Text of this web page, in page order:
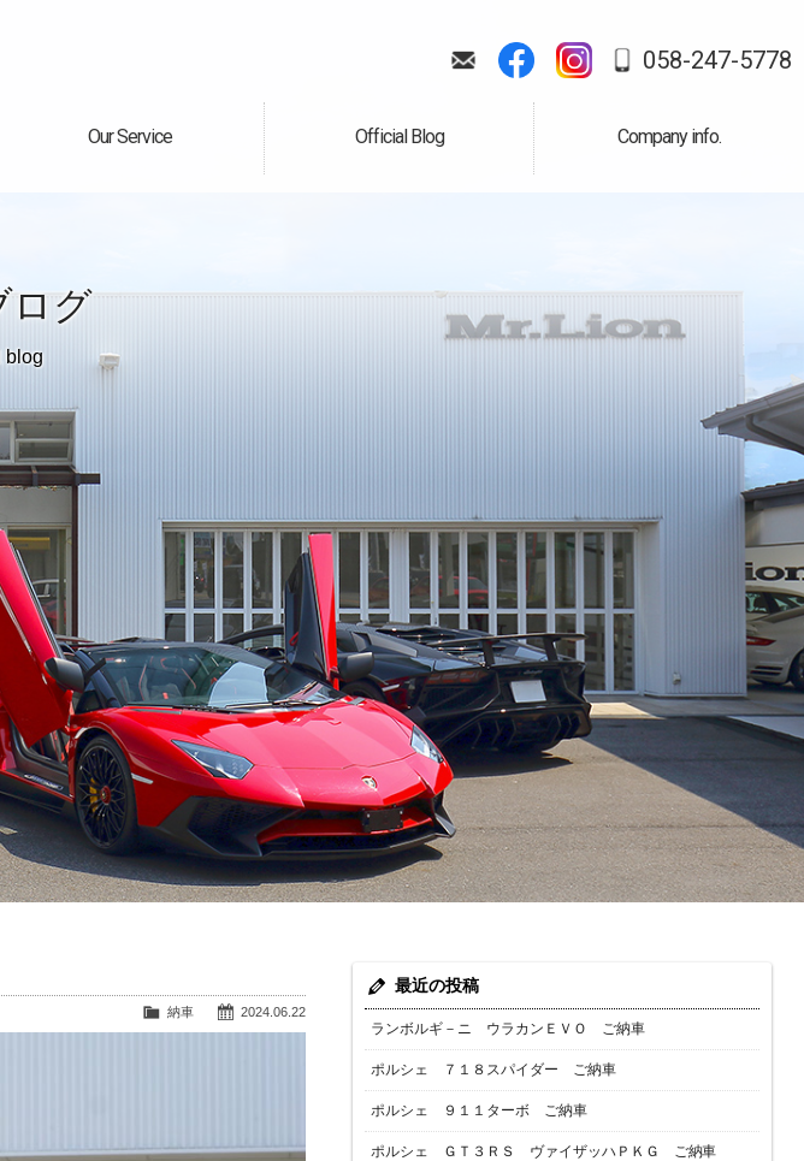
058-247-5778
Our Service
サービス案内 Official Blog
公式ブログ Company info.
会社案内
ログ
blog
2024.06.22
納車
最近の投稿
ランボルギ－ニ ウラカンＥＶＯ ご納車
ポルシェ ７１８スパイダー ご納車
ポルシェ ９１１ターボ ご納車
ポルシェ ＧＴ３ＲＳ ヴァイザッハＰＫＧ ご納車